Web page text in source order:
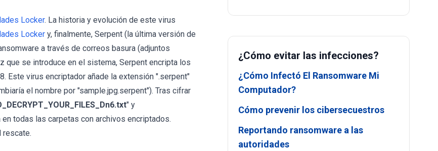
Locker. La historia y evolución de este virus
Locker y, finalmente, Serpent (la última versión de
a través de correos basura (adjuntos
que se introduce en el sistema, Serpent encripta los
Este virus encriptador añade la extensión ".serpent"
el nombre por "sample.jpg.serpent"). Tras cifrar
" y
en todas las carpetas con archivos encriptados.
rescate.
¿Cómo evitar las infecciones?
¿Cómo Infectó El Ransomware Mi
Computador?
Cómo prevenir los cibersecuestros
Reportando ransomware a las
autoridades